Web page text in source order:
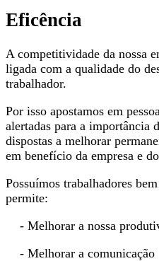
Eficência
A competitividade da nossa
ligada com a qualidade do
trabalhador.
Por isso apostamos em
alertadas para a importância
dispostas a melhorar
em benefício da empresa e
Possuímos trabalhadores
permite:
- Melhorar a nossa
- Melhorar a comunicação